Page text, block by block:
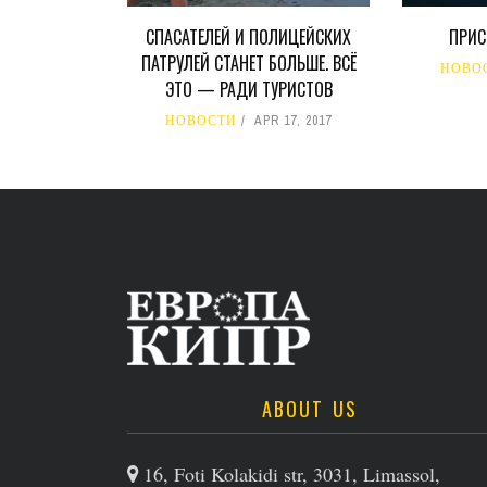
СПАСАТЕЛЕЙ И ПОЛИЦЕЙСКИХ
ПАТРУЛЕЙ СТАНЕТ БОЛЬШЕ. ВСЁ
ЭТО — РАДИ ТУРИСТОВ
НОВОСТИ APR 17, 2017
ABOUT US
16, Foti Kolakidi str, 3031, Limassol,